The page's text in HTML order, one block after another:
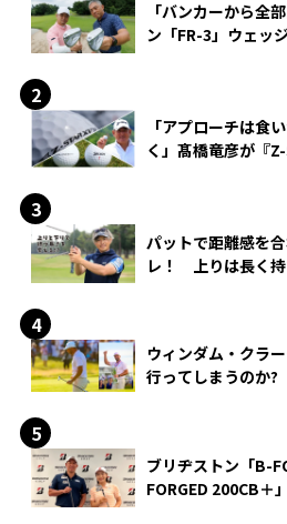
「バンカーから全
ン「FR-3」ウェッ
「アプローチは食
く」髙橋竜彦が『
パットで距離感を
レ！ 上りは長く持
ウィンダム・クラ
行ってしまうのか?
ブリヂストン「B-
FORGED 200CB